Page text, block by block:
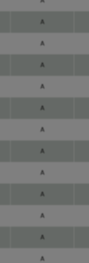
A
A
A
A
A
A
A
A
A
A
A
A